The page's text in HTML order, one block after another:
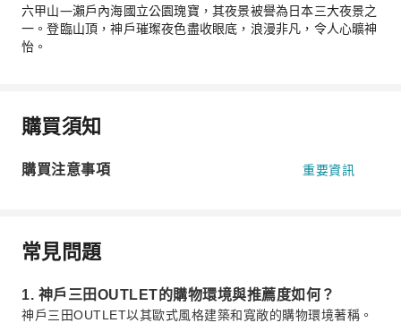
六甲山—瀨戶內海國立公園瑰寶，其夜景被譽為日本三大夜景之
一。登臨山頂，神戶璀璨夜色盡收眼底，浪漫非凡，令人心曠神
怡。
購買須知
購買注意事項 重要資訊
常見問題
1. 神戶三田OUTLET的購物環境與推薦度如何？
神戶三田OUTLET以其歐式風格建築和寬敞的購物環境著稱。